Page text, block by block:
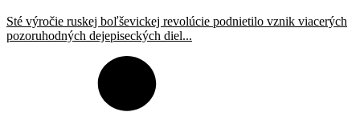
Sté výročie ruskej boľševickej revolúcie podnietilo vznik viacerých
pozoruhodných dejepiseckých diel...